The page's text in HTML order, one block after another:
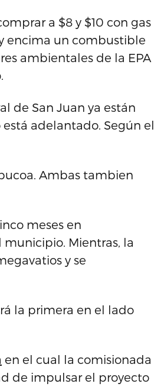
a $8 y $10 con gas
encima un combustible
ambientales de la EPA
de San Juan ya están
adelantado. Según el
Ambas tambien
meses en
Mientras, la
y se
la primera en el lado
en el cual la comisionada
de impulsar el proyecto